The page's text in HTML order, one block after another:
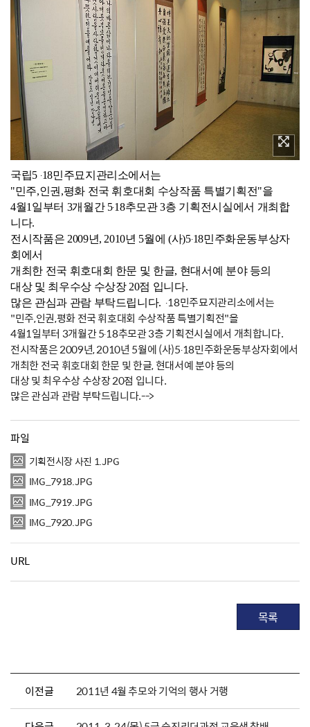
국립5 ∙18민주묘지관리소에서는
"민주,인권,평화 전국 휘호대회 수상작품 특별기획전"을
4월1일부터 3개월간 5∙18추모관 3층 기획전시실에서 개최합
니다.
전시작품은 2009년, 2010년 5월에 (사)5∙18민주화운동부상자
회에서
개최한 전국 휘호대회 한문 및 한글, 현대서예 분야 등의
대상 및 최우수상 수상장 20점 입니다.
많은 관심과 관람 부탁드립니다. ∙18민주묘지관리소에서는
"민주,인권,평화 전국 휘호대회 수상작품 특별기획전"을
4월1일부터 3개월간 5∙18추모관 3층 기획전시실에서 개최합니다.
전시작품은 2009년, 2010년 5월에 (사)5∙18민주화운동부상자회에서
개최한 전국 휘호대회 한문 및 한글, 현대서예 분야 등의
대상 및 최우수상 수상장 20점 입니다.
많은 관심과 관람 부탁드립니다.-->
파일
기획전시장 사진 1.JPG
IMG_7918.JPG
IMG_7919.JPG
IMG_7920.JPG
URL
목록
이전글 2011년 4월 추모와 기억의 행사 거행